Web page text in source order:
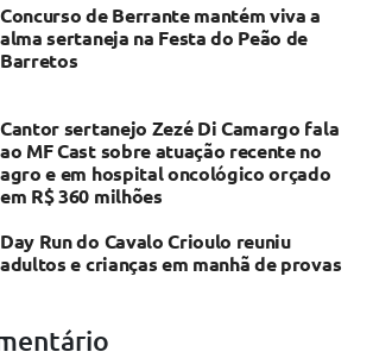
Concurso de Berrante mantém viva a
alma sertaneja na Festa do Peão de
Barretos
Cantor sertanejo Zezé Di Camargo fala
ao MF Cast sobre atuação recente no
agro e em hospital oncológico orçado
em R$ 360 milhões
Day Run do Cavalo Crioulo reuniu
adultos e crianças em manhã de provas